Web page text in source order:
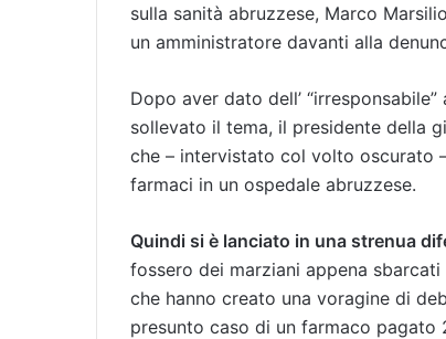
sulla sanità abruzzese, Marco
un amministratore davanti alla
Dopo aver dato dell’
sollevato il tema, il presidente della
che – intervistato col volto oscurato
farmaci in un ospedale abruzzese.
Quindi si è lanciato in una strenua
fossero dei marziani appena
che hanno creato una voragine di
presunto caso di un farmaco